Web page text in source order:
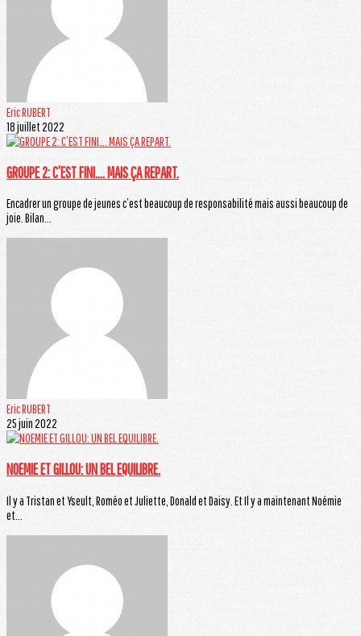
Eric RUBERT
18 juillet 2022
GROUPE 2: C’EST FINI…. MAIS ÇA REPART.
Encadrer un groupe de jeunes c’est beaucoup de responsabilité mais aussi beaucoup de
joie. Bilan...
Eric RUBERT
25 juin 2022
NOEMIE ET GILLOU: UN BEL EQUILIBRE.
Il y a Tristan et Yseult, Roméo et Juliette, Donald et Daisy. Et Il y a maintenant Noémie
et...